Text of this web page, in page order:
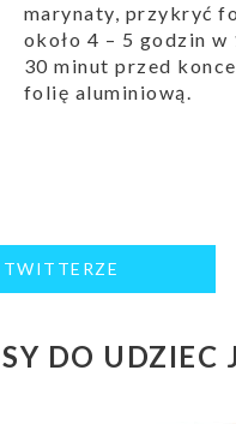
marynaty, przykryć
około 4 – 5 godzin
30 minut przed
folię aluminiową.
DO